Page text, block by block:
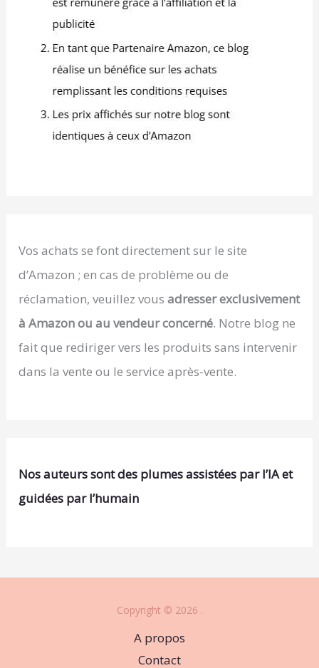
Vos achats se font directement sur le site
d’Amazon ; en cas de problème ou de
réclamation, veuillez vousadresser exclusivement
à Amazon ou au vendeur concerné. Notre blog ne
fait que rediriger vers les produits sans intervenir
dans la vente ou le service après-vente.
Nos auteurs sont des plumes assistées par l’IA et
guidées par l’humain
Copyright © 2026 .
A propos
Contact